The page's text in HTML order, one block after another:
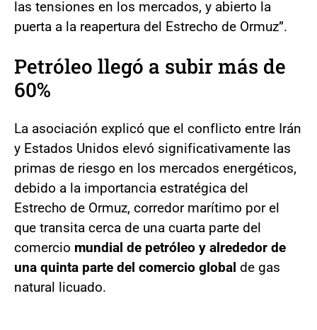
las tensiones en los mercados, y abierto la
puerta a la reapertura del Estrecho de Ormuz”.
Petróleo llegó a subir más de
60%
La asociación explicó que el conflicto entre Irán
y Estados Unidos elevó significativamente las
primas de riesgo en los mercados energéticos,
debido a la importancia estratégica del
Estrecho de Ormuz, corredor marítimo por el
que transita cerca de una cuarta parte del
comercio mundial de petróleo y alrededor de
una quinta parte del comercio global de gas
natural licuado.